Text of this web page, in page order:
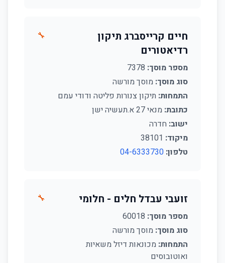
חיים קרייסברג תיקון
רדיאטורים
מספר מוסך:
סוג מוסך: מוסך מורשה
התמחות: תיקון צנורות פליטה ודודי עמם
כתובת: מנאי 27 א.תעשיה ישן
ישוב: חדרה
מיקוד:
טלפון: 04-6333730
🔧
זועבי עבדל חלים - חלומי
מספר מוסך:
סוג מוסך: מוסך מורשה
התמחות: מכונאות דיזל משאיות
ואוטובוסים
🔧